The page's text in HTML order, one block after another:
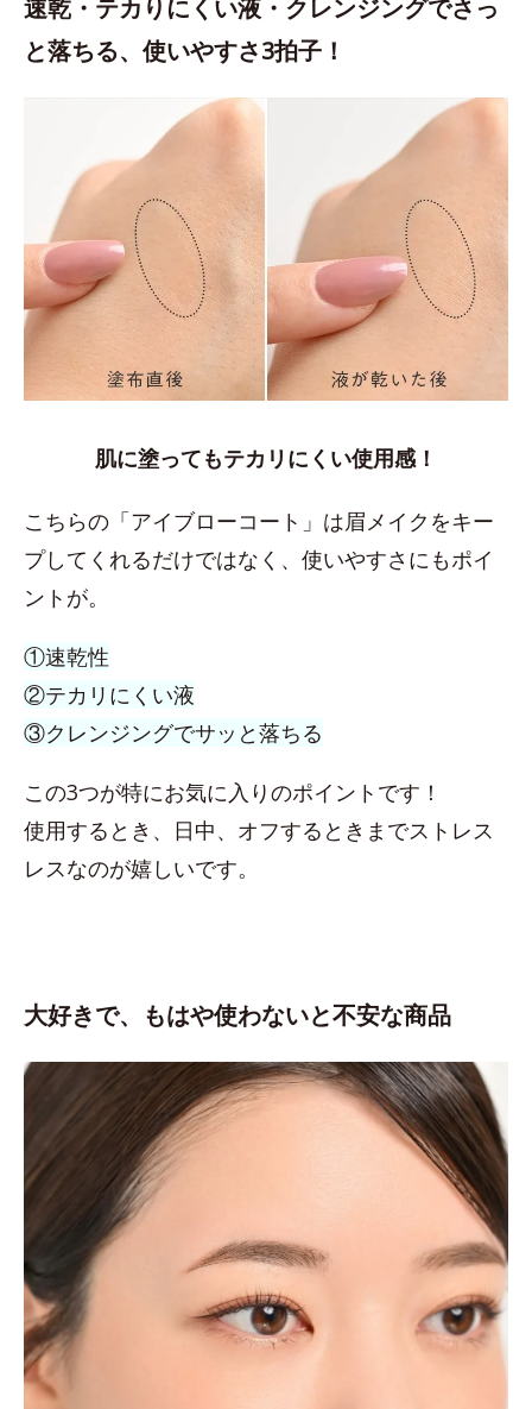
速乾・テカりにくい液・クレンジングでさっ
と落ちる、使いやすさ3拍子！
肌に塗ってもテカリにくい使用感！
こちらの「アイブローコート」は眉メイクをキー
プしてくれるだけではなく、使いやすさにもポイ
ントが。
①速乾性
②テカリにくい液
③クレンジングでサッと落ちる
この3つが特にお気に入りのポイントです！
使用するとき、日中、オフするときまでストレス
レスなのが嬉しいです。
大好きで、もはや使わないと不安な商品